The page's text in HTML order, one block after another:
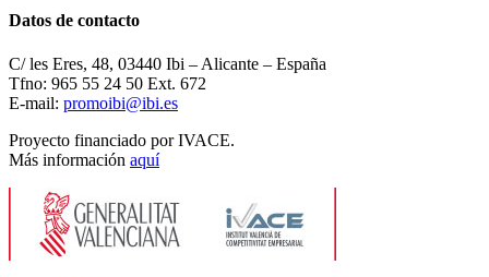
Datos de contacto
C/ les Eres, 48, 03440 Ibi – Alicante – España
Tfno: 965 55 24 50 Ext. 672
E-mail: promoibi@ibi.es
Proyecto financiado por IVACE.
Más información aquí